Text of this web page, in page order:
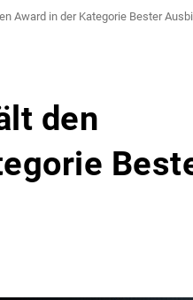
Award in der Kategorie Bester
den